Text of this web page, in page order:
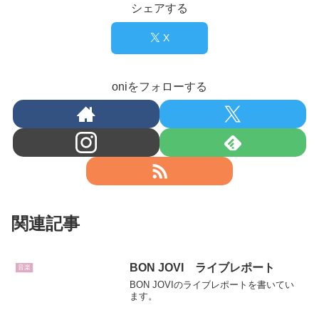
シェアする
X
oniをフォローする
関連記事
音楽 BON JOVI ライブレポート
BON JOVIのライブレポートを書いてい
ます。